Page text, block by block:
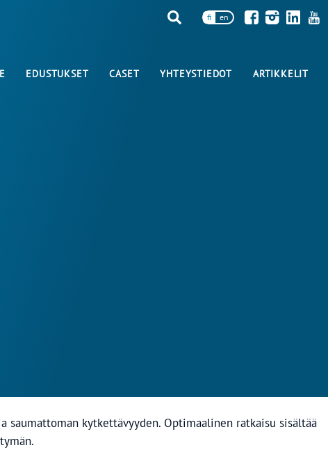
fi en
EDUSTUKSET CASET YHTEYSTIEDOT ARTIKKELIT
saumattoman kytkettävyyden. Optimaalinen ratkaisu sisältää